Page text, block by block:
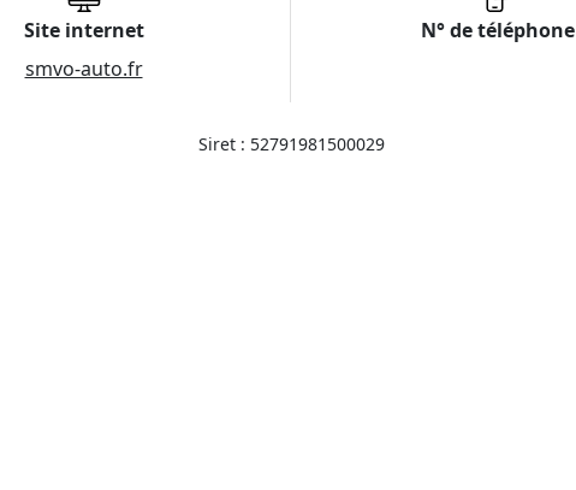
Site internet
smvo-auto.fr
N° de téléphone
Siret : 52791981500029